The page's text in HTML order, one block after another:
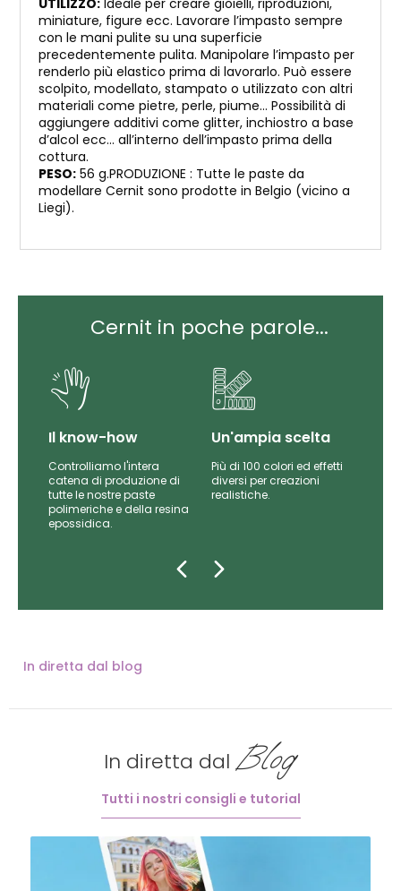
UTILIZZO: Ideale per creare gioielli, riproduzioni,
miniature, figure ecc. Lavorare l’impasto sempre
con le mani pulite su una superficie
precedentemente pulita. Manipolare l’impasto per
renderlo più elastico prima di lavorarlo. Può essere
scolpito, modellato, stampato o utilizzato con altri
materiali come pietre, perle, piume… Possibilità di
aggiungere additivi come glitter, inchiostro a base
d’alcol ecc… all’interno dell’impasto prima della
cottura.
PESO: 56 g.PRODUZIONE : Tutte le paste da
modellare Cernit sono prodotte in Belgio (vicino a
Liegi).
Cernit in poche parole...
Il know-how
Controlliamo l'intera
catena di produzione di
tutte le nostre paste
polimeriche e della resina
epossidica.
Un'ampia scelta
Più di 100 colori ed effetti
diversi per creazioni
realistiche.
In diretta dal blog
In diretta dal Blog
Tutti i nostri consigli e tutorial